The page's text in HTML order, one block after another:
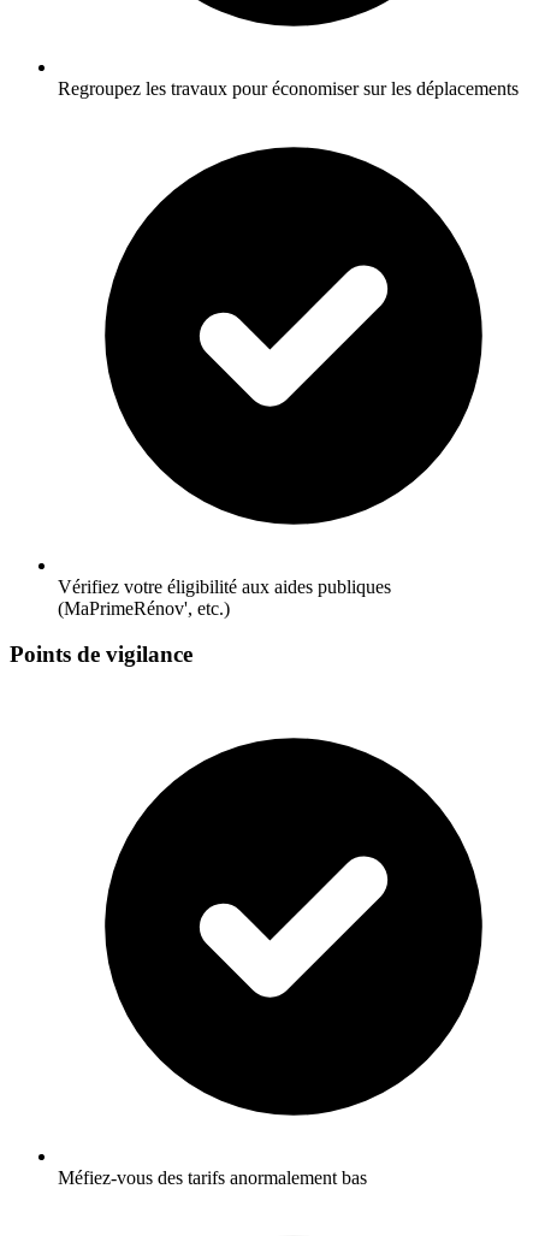
Regroupez les travaux pour économiser sur les déplacements
Vérifiez votre éligibilité aux aides publiques
(MaPrimeRénov', etc.)
Points de vigilance
Méfiez-vous des tarifs anormalement bas